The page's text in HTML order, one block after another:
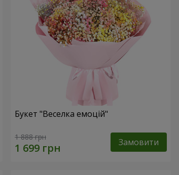
Букет "Веселка емоцій"
1 888 грн Замовити